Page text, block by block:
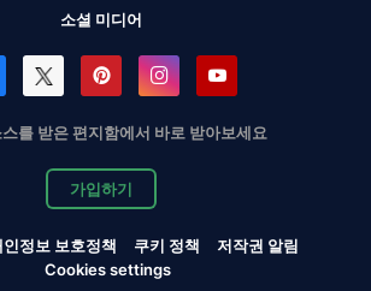
소셜 미디어
를 받은 편지함에서 바로 받아보세요
가입하기
인정보 보호정책 쿠키 정책
저작권 알림
Cookies settings